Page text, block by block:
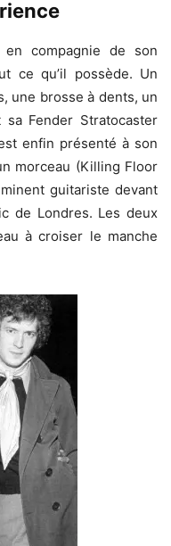
en compagnie de son
ce qu’il possède. Un
une brosse à dents, un
Fender Stratocaster
enfin présenté à son
morceau (Killing Floor
guitariste devant
de Londres. Les deux
à croiser le manche